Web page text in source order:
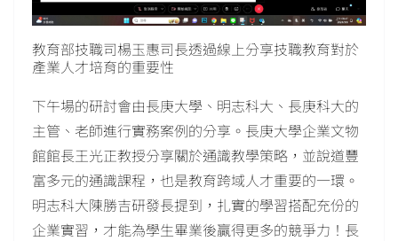
教育部技職司楊玉惠司長透過線上分享技職教育對於
產業人才培育的重要性
下午場的研討會由長庚大學、明志科大、長庚科大的
主管、老師進行實務案例的分享。長庚大學企業文物
館館長王光正教授分享關於通識教學策略，並說道豐
富多元的通識課程，也是教育跨域人才重要的一環。
明志科大陳勝吉研發長提到，扎實的學習搭配充份的
企業實習，才能為學生畢業後贏得更多的競爭力！長